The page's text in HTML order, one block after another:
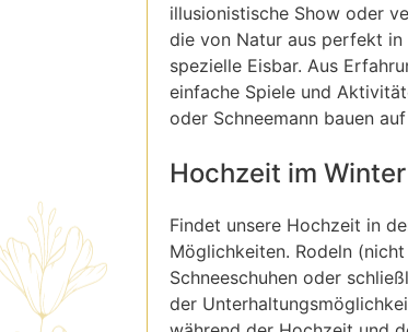
illusionistische Show oder
die von Natur aus perfekt
spezielle Eisbar. Aus
einfache Spiele und
oder Schneemann bauen
Hochzeit im
Findet unsere Hochzeit in
Möglichkeiten. Rodeln
Schneeschuhen oder
der